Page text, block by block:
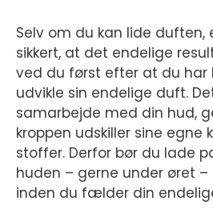
Selv om du kan lide duften,
sikkert, at det endelige
ved du først efter at du
udvikle sin endelige duft.
samarbejde med din hud,
kroppen udskiller sine egne
stoffer. Derfor bør du lade
huden – gerne under øret
inden du fælder din